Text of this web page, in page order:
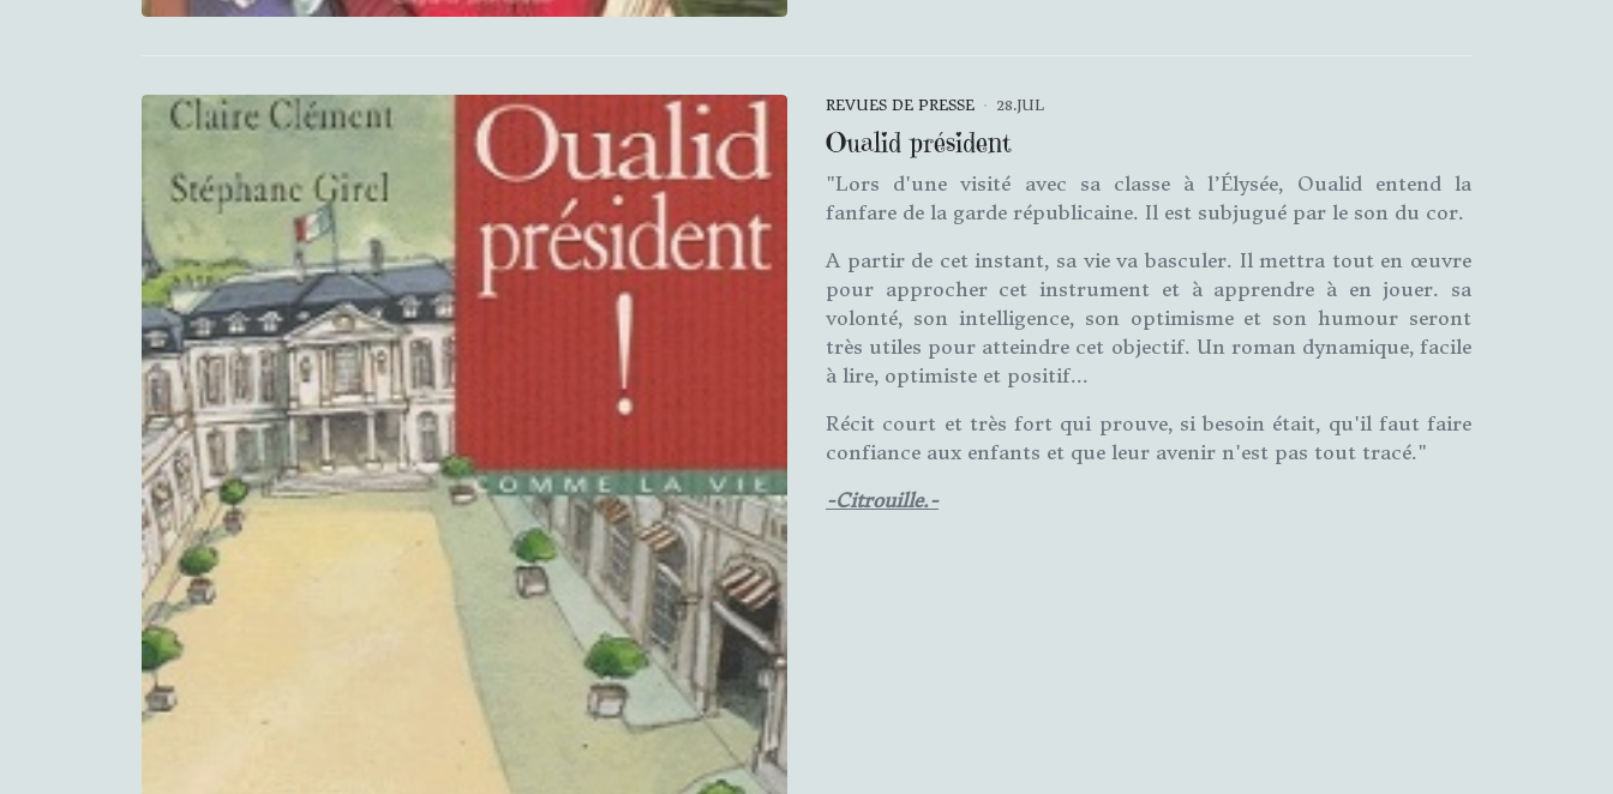
REVUES DE PRESSE 28.JUL
Oualid président
"Lors d'une visité avec sa classe à l’Élysée, Oualid entend la
fanfare de la garde républicaine. Il est subjugué par le son du cor.
A partir de cet instant, sa vie va basculer. Il mettra tout en œuvre
pour approcher cet instrument et à apprendre à en jouer. sa
volonté, son intelligence, son optimisme et son humour seront
très utiles pour atteindre cet objectif. Un roman dynamique, facile
à lire, optimiste et positif...
Récit court et très fort qui prouve, si besoin était, qu'il faut faire
confiance aux enfants et que leur avenir n'est pas tout tracé."
-Citrouille.-